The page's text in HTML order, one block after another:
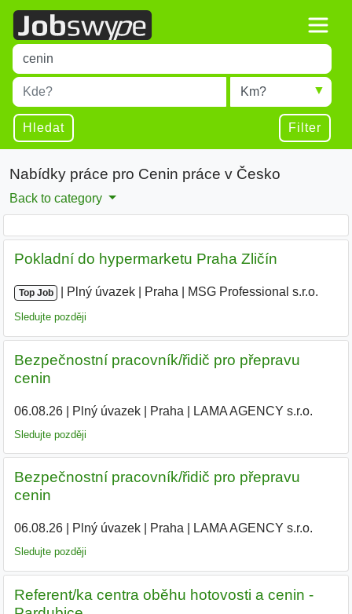
Title
Type 1 or more characters for results.
Místo
Type 1 or more characters for results.
Radius
Hledat Filter
Nabídky práce pro Cenin práce v Česko
Back to category
Pokladní do hypermarketu Praha Zličín
Top Job Plný úvazek Praha MSG Professional s.r.o.
Sledujte později
Bezpečnostní pracovník/řidič pro přepravu
cenin
06.08.26| Plný úvazek| Praha LAMA AGENCY s.r.o.
Sledujte později
Bezpečnostní pracovník/řidič pro přepravu
cenin
06.08.26| Plný úvazek| Praha LAMA AGENCY s.r.o.
Sledujte později
Referent/ka centra oběhu hotovosti a cenin -